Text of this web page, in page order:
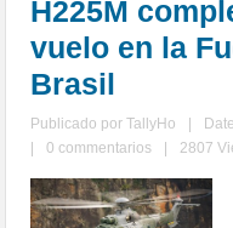
H225M
vuelo en la
Brasil
Publicado porTallyHo
0 commentarios 2807